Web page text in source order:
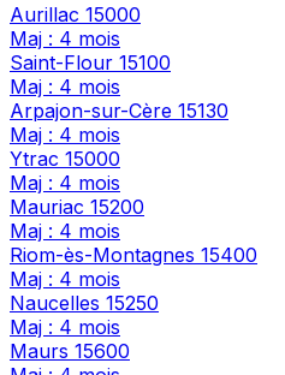
Aurillac 15000
Maj : 4 mois
Saint-Flour 15100
Maj : 4 mois
Arpajon-sur-Cère 15130
Maj : 4 mois
Ytrac 15000
Maj : 4 mois
Mauriac 15200
Maj : 4 mois
Riom-ès-Montagnes 15400
Maj : 4 mois
Naucelles 15250
Maj : 4 mois
Maurs 15600